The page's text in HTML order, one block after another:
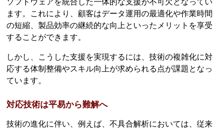
ます。これにより、顧客はデータ運用の最適化や作業時間
の短縮、製品効率の継続的な向上といったメリットを享受
することができます。
しかし、こうした支援を実現するには、技術の複雑化に対
応する体制整備やスキル向上が求められる点が課題となっ
ています。
対応技術は平易から難解へ
技術の進化に伴い、例えば、不具合解析においては、従来